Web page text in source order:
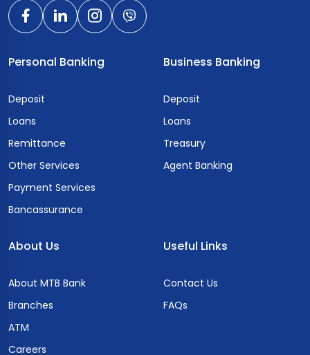
Personal Banking
Deposit
Loans
Remittance
Other Services
Payment Services
Bancassurance
Business Banking
Deposit
Loans
Treasury
Agent Banking
About Us
About MTB Bank
Branches
ATM
Careers
Useful Links
Contact Us
FAQs